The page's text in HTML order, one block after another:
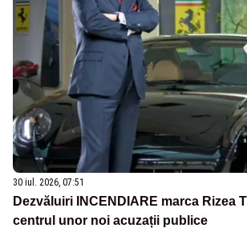
30 iul. 2026, 07:51
Dezvăluiri INCENDIARE marca Rizea
centrul unor noi acuzații publice